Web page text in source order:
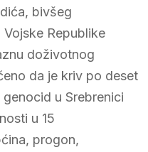
bivšeg
Republike
doživotnog
da je kriv po deset
u Srebrenici
u 15
progon,